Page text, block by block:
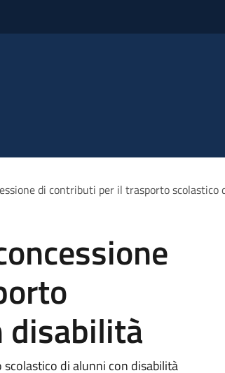
di contributi per il trasporto
disabilità
di alunni con disabilità